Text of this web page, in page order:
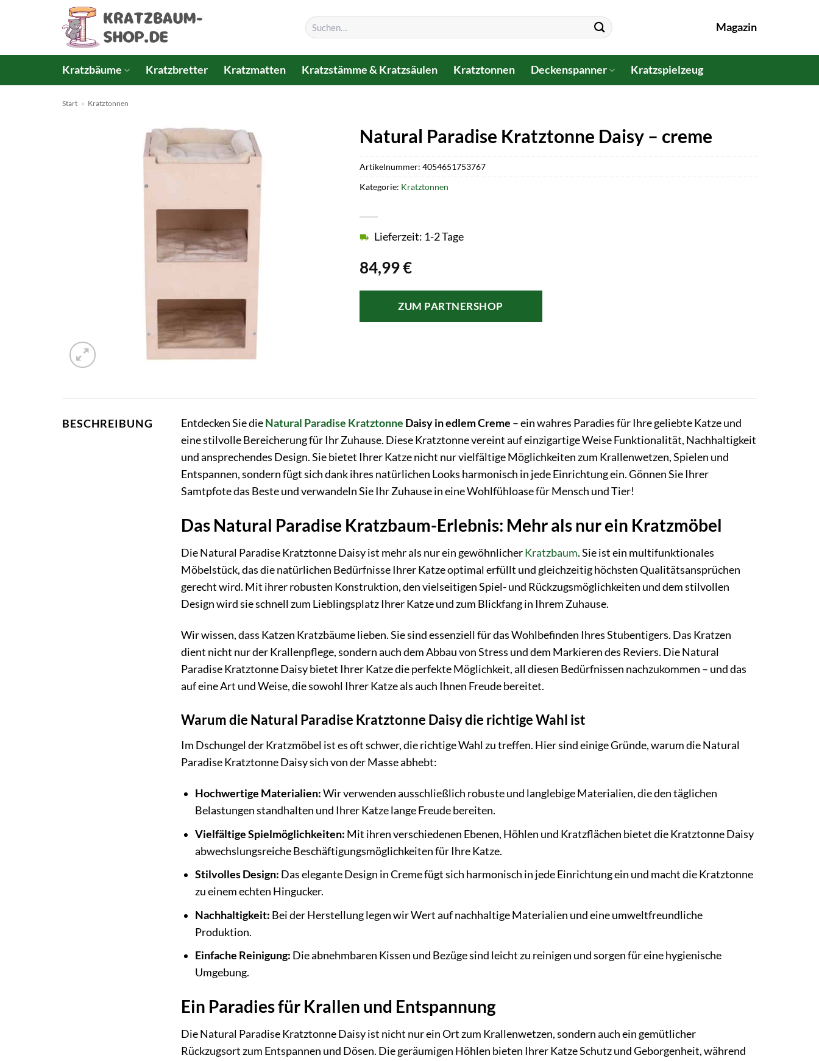
Suchen
nach:
Magazin
Kratzbäume Kratzbretter Kratzmatten Kratzstämme & Kratzsäulen Kratztonnen Deckenspanner Kratzspielzeug
Start » Kratztonnen
Natural Paradise Kratztonne Daisy – creme
84,99€
Lieferzeit: 1-2 Tage
ZUM PARTNERSHOP
Artikelnummer: 4054651753767
Kategorie: Kratztonnen
BESCHREIBUNG Entdecken Sie dieNatural Paradise Kratztonne Daisy in edlem Creme – ein wahres Paradies für Ihre geliebte Katze und
eine stilvolle Bereicherung für Ihr Zuhause. Diese Kratztonne vereint auf einzigartige Weise Funktionalität, Nachhaltigkeit
und ansprechendes Design. Sie bietet Ihrer Katze nicht nur vielfältige Möglichkeiten zum Krallenwetzen, Spielen und
Entspannen, sondern fügt sich dank ihres natürlichen Looks harmonisch in jede Einrichtung ein. Gönnen Sie Ihrer
Samtpfote das Beste und verwandeln Sie Ihr Zuhause in eine Wohlfühloase für Mensch und Tier!
Das Natural Paradise Kratzbaum-Erlebnis: Mehr als nur ein Kratzmöbel
Die Natural Paradise Kratztonne Daisy ist mehr als nur ein gewöhnlicherKratzbaum. Sie ist ein multifunktionales
Möbelstück, das die natürlichen Bedürfnisse Ihrer Katze optimal erfüllt und gleichzeitig höchsten Qualitätsansprüchen
gerecht wird. Mit ihrer robusten Konstruktion, den vielseitigen Spiel- und Rückzugsmöglichkeiten und dem stilvollen
Design wird sie schnell zum Lieblingsplatz Ihrer Katze und zum Blickfang in Ihrem Zuhause.
Wir wissen, dass Katzen Kratzbäume lieben. Sie sind essenziell für das Wohlbefinden Ihres Stubentigers. Das Kratzen
dient nicht nur der Krallenpflege, sondern auch dem Abbau von Stress und dem Markieren des Reviers. Die Natural
Paradise Kratztonne Daisy bietet Ihrer Katze die perfekte Möglichkeit, all diesen Bedürfnissen nachzukommen – und das
auf eine Art und Weise, die sowohl Ihrer Katze als auch Ihnen Freude bereitet.
Warum die Natural Paradise Kratztonne Daisy die richtige Wahl ist
Im Dschungel der Kratzmöbel ist es oft schwer, die richtige Wahl zu treffen. Hier sind einige Gründe, warum die Natural
Paradise Kratztonne Daisy sich von der Masse abhebt:
Hochwertige Materialien:Wir verwenden ausschließlich robuste und langlebige Materialien, die den täglichen
Belastungen standhalten und Ihrer Katze lange Freude bereiten.
Vielfältige Spielmöglichkeiten: Mit ihren verschiedenen Ebenen, Höhlen und Kratzflächen bietet die Kratztonne Daisy
abwechslungsreiche Beschäftigungsmöglichkeiten für Ihre Katze.
Stilvolles Design: Das elegante Design in Creme fügt sich harmonisch in jede Einrichtung ein und macht die Kratztonne
zu einem echten Hingucker.
Nachhaltigkeit: Bei der Herstellung legen wir Wert auf nachhaltige Materialien und eine umweltfreundliche
Produktion.
Einfache Reinigung: Die abnehmbaren Kissen und Bezüge sind leicht zu reinigen und sorgen für eine hygienische
Umgebung.
Ein Paradies für Krallen und Entspannung
Die Natural Paradise Kratztonne Daisy ist nicht nur ein Ort zum Krallenwetzen, sondern auch ein gemütlicher
Rückzugsort zum Entspannen und Dösen. Die geräumigen Höhlen bieten Ihrer Katze Schutz und Geborgenheit, während